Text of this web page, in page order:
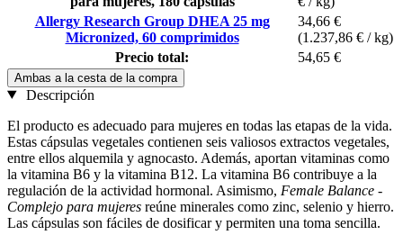
Allergy Research Group DHEA 25 mg
Micronized, 60 comprimidos
34,66 €
(1.237,86 € / kg)
Precio total:
54,65 €
Ambas a la cesta de la compra
Descripción
El producto es adecuado para mujeres en todas las etapas de la vida.
Estas cápsulas vegetales contienen seis valiosos extractos vegetales,
entre ellos alquemila y agnocasto. Además, aportan vitaminas como
la vitamina B6 y la vitamina B12. La vitamina B6 contribuye a la
regulación de la actividad hormonal. Asimismo, Female Balance -
Complejo para mujeres reúne minerales como zinc, selenio y hierro.
Las cápsulas son fáciles de dosificar y permiten una toma sencilla.